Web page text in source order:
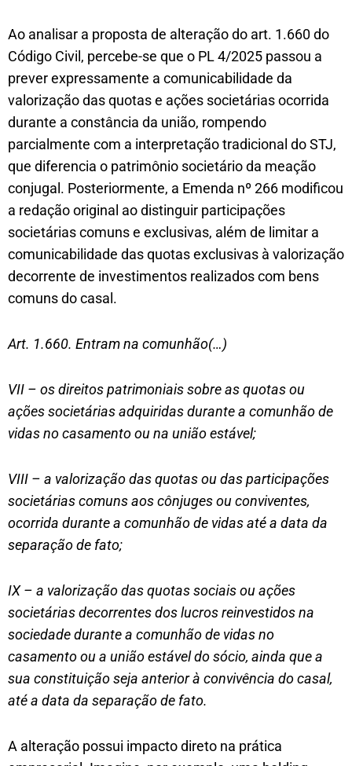
Ao analisar a proposta de alteração do art. 1.660 do
Código Civil, percebe-se que o PL 4/2025 passou a
prever expressamente a comunicabilidade da
valorização das quotas e ações societárias ocorrida
durante a constância da união, rompendo
parcialmente com a interpretação tradicional do STJ,
que diferencia o patrimônio societário da meação
conjugal. Posteriormente, a Emenda nº 266 modificou
a redação original ao distinguir participações
societárias comuns e exclusivas, além de limitar a
comunicabilidade das quotas exclusivas à valorização
decorrente de investimentos realizados com bens
comuns do casal.
Art. 1.660. Entram na comunhão(…)
VII – os direitos patrimoniais sobre as quotas ou
ações societárias adquiridas durante a comunhão de
vidas no casamento ou na união estável;
VIII – a valorização das quotas ou das participações
societárias comuns aos cônjuges ou conviventes,
ocorrida durante a comunhão de vidas até a data da
separação de fato;
IX – a valorização das quotas sociais ou ações
societárias decorrentes dos lucros reinvestidos na
sociedade durante a comunhão de vidas no
casamento ou a união estável do sócio, ainda que a
sua constituição seja anterior à convivência do casal,
até a data da separação de fato.
A alteração possui impacto direto na prática